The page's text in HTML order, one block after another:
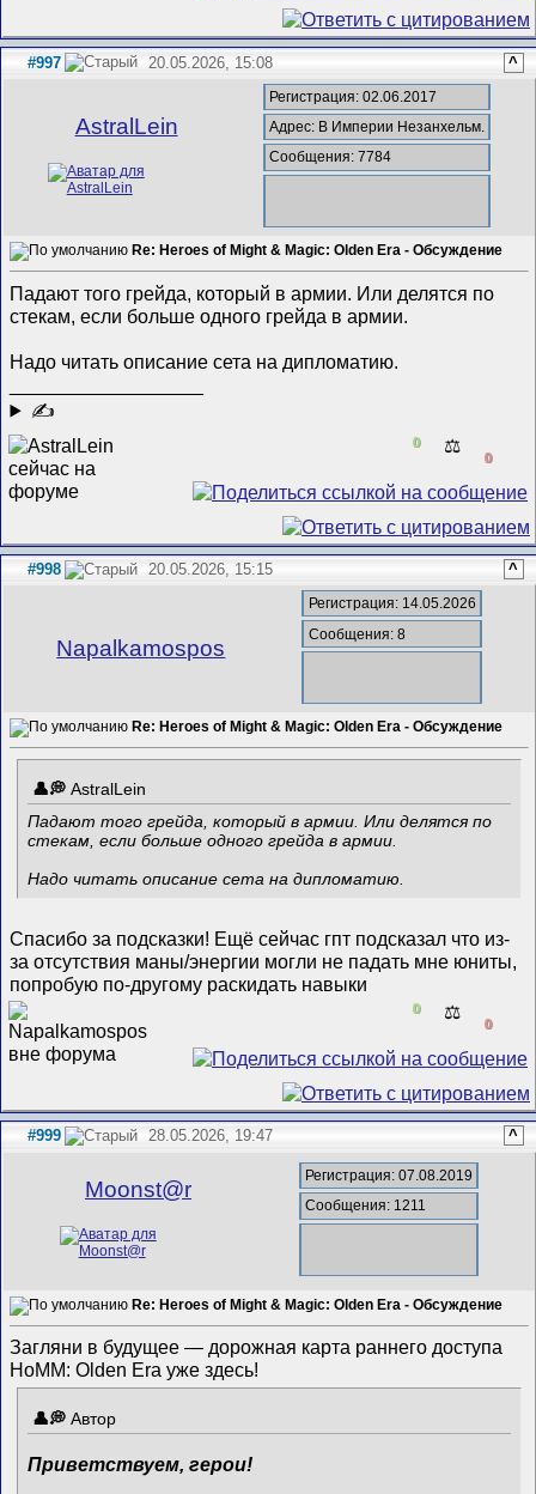
#997 20.05.2026, 15:08 ^
AstralLein
Регистрация: 02.06.2017
Адрес: В Империи Незанхельм.
Сообщения: 7784
Re: Heroes of Might & Magic: Olden Era - Обсуждение
Падают того грейда, который в армии. Или делятся по
стекам, если больше одного грейда в армии.
Надо читать описание сета на дипломатию.
✍
0 ⚖️
0
#998 20.05.2026, 15:15 ^
Napalkamospos
Регистрация: 14.05.2026
Сообщения: 8
Re: Heroes of Might & Magic: Olden Era - Обсуждение
AstralLein
Падают того грейда, который в армии. Или делятся по
стекам, если больше одного грейда в армии.
Надо читать описание сета на дипломатию.
Спасибо за подсказки! Ещё сейчас гпт подсказал что из-
за отсутствия маны/энергии могли не падать мне юниты,
попробую по-другому раскидать навыки
0 ⚖️
0
#999 28.05.2026, 19:47 ^
Mооnst@r
Регистрация: 07.08.2019
Сообщения: 1211
Re: Heroes of Might & Magic: Olden Era - Обсуждение
Загляни в будущее — дорожная карта раннего доступа
HoMM: Olden Era уже здесь!
Автор
Приветствуем, герои!